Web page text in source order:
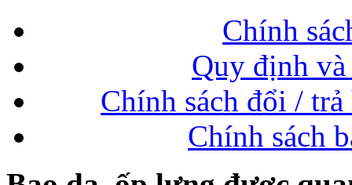
Chính
Quy định
Chính sách đổi /
Chính sách